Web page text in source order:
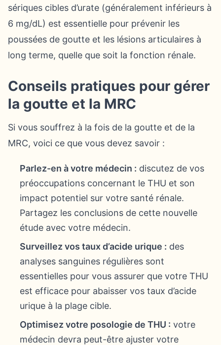
sériques cibles d’urate (généralement inférieurs à
6 mg/dL) est essentielle pour prévenir les
poussées de goutte et les lésions articulaires à
long terme, quelle que soit la fonction rénale.
Conseils pratiques pour gérer
la goutte et la MRC
Si vous souffrez à la fois de la goutte et de la
MRC, voici ce que vous devez savoir :
Parlez-en à votre médecin : discutez de vos
préoccupations concernant le THU et son
impact potentiel sur votre santé rénale.
Partagez les conclusions de cette nouvelle
étude avec votre médecin.
Surveillez vos taux d’acide urique : des
analyses sanguines régulières sont
essentielles pour vous assurer que votre THU
est efficace pour abaisser vos taux d’acide
urique à la plage cible.
Optimisez votre posologie de THU : votre
médecin devra peut-être ajuster votre